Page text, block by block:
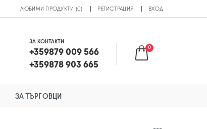
ЛЮБИМИ ПРОДУКТИ (0) РЕГИСТРАЦИЯ ВХОД
ЗА КОНТАКТИ
+359879 009 566
+359878 903 665
0
ЗА ТЪРГОВЦИ